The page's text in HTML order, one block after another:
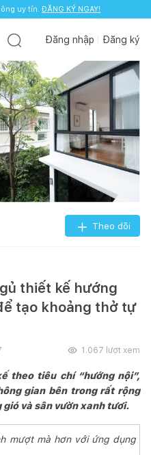
uy tín. ĐĂNG KÝ NGAY!
Đăng nhập Đăng ký
Theo dõi
thiết kế hướng
tạo khoảng thở tự
1.067 lượt xem
theo tiêu chí “hướng nội”,
gian bên trong rất rộng
và sân vườn xanh tươi.
mượt mà hơn với ứng dụng